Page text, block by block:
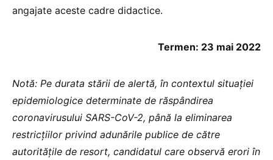
angajate aceste cadre didactice.
Termen: 23 mai 2022
Notă: Pe durata stării de alertă, în contextul situației
epidemiologice determinate de răspândirea
coronavirusului SARS-CoV-2, până la eliminarea
restricțiilor privind adunările publice de către
autorităţile de resort, candidatul care observă erori în